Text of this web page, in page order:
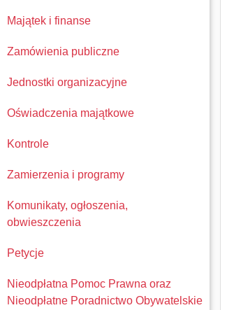
Majątek i finanse
Zamówienia publiczne
Jednostki organizacyjne
Oświadczenia majątkowe
Kontrole
Zamierzenia i programy
Komunikaty, ogłoszenia,
obwieszczenia
Petycje
Nieodpłatna Pomoc Prawna oraz
Nieodpłatne Poradnictwo Obywatelskie